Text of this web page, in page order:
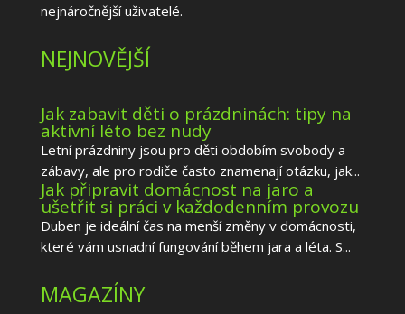
nejnáročnější uživatelé.
NEJNOVĚJŠÍ
Jak zabavit děti o prázdninách: tipy na
aktivní léto bez nudy
Letní prázdniny jsou pro děti obdobím svobody a
zábavy, ale pro rodiče často znamenají otázku, jak...
Jak připravit domácnost na jaro a
ušetřit si práci v každodenním provozu
Duben je ideální čas na menší změny v domácnosti,
které vám usnadní fungování během jara a léta. S...
MAGAZÍNY